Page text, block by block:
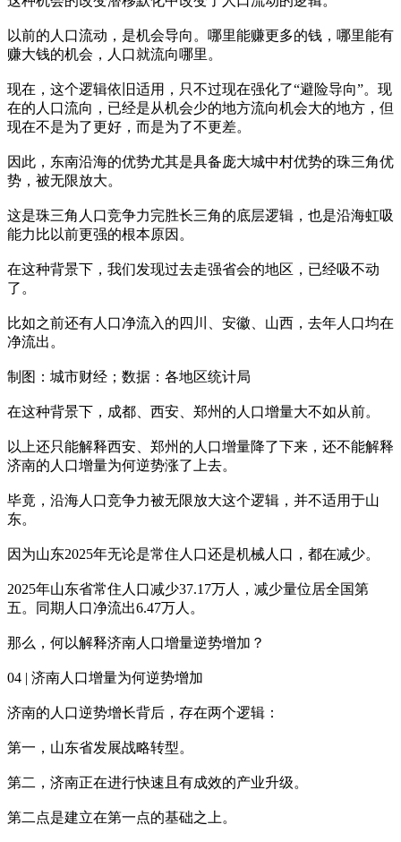
以前的人口流动，是机会导向。哪里能赚更多的钱，哪里能有
赚大钱的机会，人口就流向哪里。
现在，这个逻辑依旧适用，只不过现在强化了“避险导向”。现
在的人口流向，已经是从机会少的地方流向机会大的地方，但
现在不是为了更好，而是为了不更差。
因此，东南沿海的优势尤其是具备庞大城中村优势的珠三角优
势，被无限放大。
这是珠三角人口竞争力完胜长三角的底层逻辑，也是沿海虹吸
能力比以前更强的根本原因。
在这种背景下，我们发现过去走强省会的地区，已经吸不动
了。
比如之前还有人口净流入的四川、安徽、山西，去年人口均在
净流出。
制图：城市财经；数据：各地区统计局
在这种背景下，成都、西安、郑州的人口增量大不如从前。
以上还只能解释西安、郑州的人口增量降了下来，还不能解释
济南的人口增量为何逆势涨了上去。
毕竟，沿海人口竞争力被无限放大这个逻辑，并不适用于山
东。
因为山东2025年无论是常住人口还是机械人口，都在减少。
2025年山东省常住人口减少37.17万人，减少量位居全国第
五。同期人口净流出6.47万人。
那么，何以解释济南人口增量逆势增加？
04 | 济南人口增量为何逆势增加
济南的人口逆势增长背后，存在两个逻辑：
第一，山东省发展战略转型。
第二，济南正在进行快速且有成效的产业升级。
第二点是建立在第一点的基础之上。